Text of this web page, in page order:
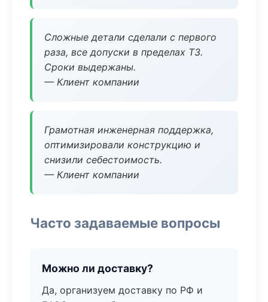
Сложные детали сделали с первого
раза, все допуски в пределах ТЗ.
Сроки выдержаны.
— Клиент компании
Грамотная инженерная поддержка,
оптимизировали конструкцию и
снизили себестоимость.
— Клиент компании
Часто задаваемые вопросы
Можно ли доставку?
Да, организуем доставку по РФ и